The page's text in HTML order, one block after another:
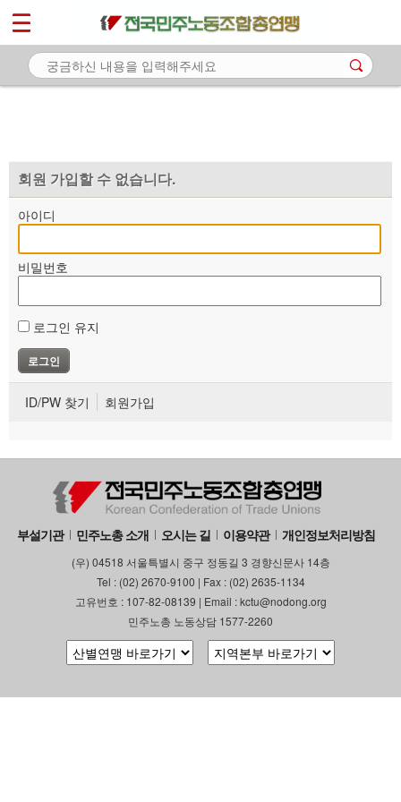
회원 가입할 수 없습니다.
아이디
비밀번호
로그인 유지
ID/PW 찾기 회원가입
부설기관 민주노총 소개 오시는 길 이용약관 개인정보처리방침
(우) 04518 서울특별시 중구 정동길 3 경향신문사 14층
Tel : (02) 2670-9100 | Fax : (02) 2635-1134
고유번호 : 107-82-08139 | Email : kctu@nodong.org
민주노총 노동상담 1577-2260
마이페이지
소개
자료
부설기관